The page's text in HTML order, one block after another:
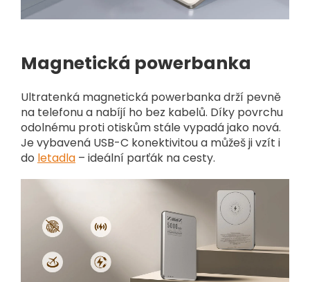
Magnetická powerbanka
Ultratenká magnetická powerbanka drží pevně
na telefonu a nabíjí ho bez kabelů. Díky povrchu
odolnému proti otiskům stále vypadá jako nová.
Je vybavená USB-C konektivitou a můžeš ji vzít i
do letadla – ideální parťák na cesty.